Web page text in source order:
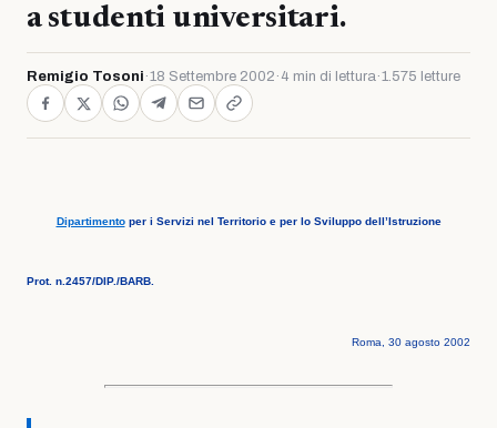
a studenti universitari.
Remigio Tosoni ·18 Settembre 2002 · 4 min di lettura·1.575 letture
Dipartimentoper i Servizi nel Territorio e per lo Sviluppo dell’Istruzione
Prot. n.2457/DIP./BARB.
Roma, 30 agosto 2002